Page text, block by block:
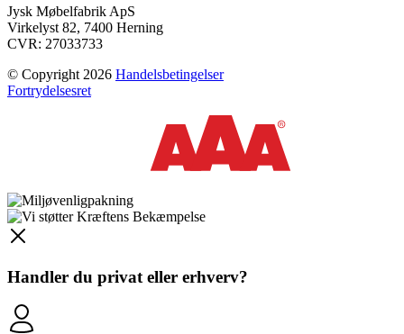
Jysk Møbelfabrik ApS
Virkelyst 82, 7400 Herning
CVR: 27033733
© Copyright 2026 Handelsbetingelser
Fortrydelsesret
Handler du privat eller erhverv?